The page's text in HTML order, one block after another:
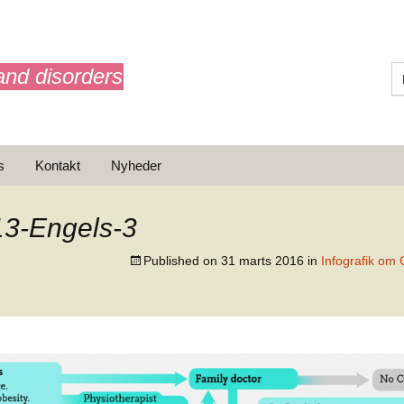
disorders
Kontakt Nyheder
Engels-3
Published on 31 marts 2016 in Infografik om